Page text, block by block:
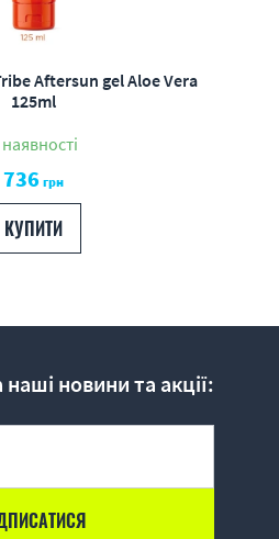
Aftersun gel Aloe Vera
125ml
736грн
КУПИТИ
новини та акції: